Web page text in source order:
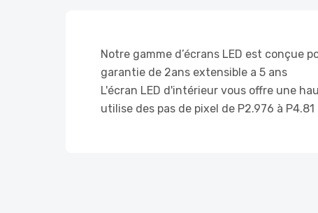
Notre gamme d’écrans LED est conçue
garantie de 2ans extensible a 5 ans
L'écran LED d'intérieur vous offre une
utilise des pas de pixel de P2.976 à